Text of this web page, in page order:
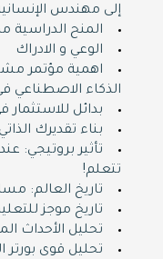
إلى مهندس
المنح الدراسية
الوعي و الادراك
اهمية مؤتمر
الذكاء الاصطناعي
بدائل
بناء تقديرك
تأثير بروتيجي:
تتعلم!
تاريخ العالم:
تاريخ موجز
تحليل الأحداث
تحليل قوى